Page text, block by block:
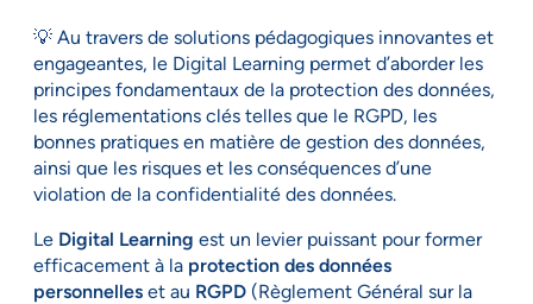
💡 Au travers de solutions pédagogiques innovantes et
engageantes, le Digital Learning permet d’aborder les
principes fondamentaux de la protection des données,
les réglementations clés telles que le RGPD, les
bonnes pratiques en matière de gestion des données,
ainsi que les risques et les conséquences d’une
violation de la confidentialité des données.
Le Digital Learning est un levier puissant pour former
efficacement à la protection des données
personnelles et au RGPD (Règlement Général sur la